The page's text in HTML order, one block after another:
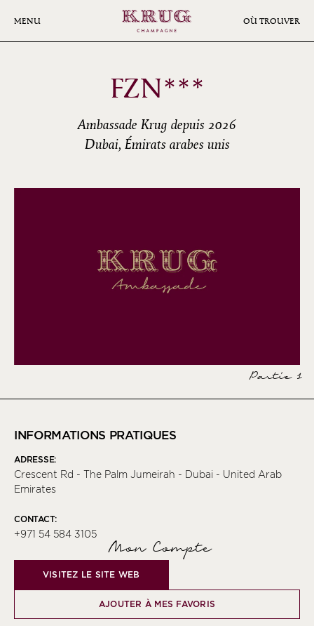
MENU OÙ TROUVER
FZN***
Ambassade Krug depuis 2026
Dubai, Émirats arabes unis
Partie 1
INFORMATIONS PRATIQUES
ADRESSE:
Crescent Rd - The Palm Jumeirah - Dubai - United Arab
Emirates
CONTACT:
+971 54 584 3105
Mon Compte
VISITEZ LE SITE WEB
AJOUTER À MES FAVORIS